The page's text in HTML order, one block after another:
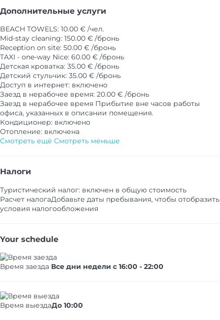
Дополнительные услуги
BEACH TOWELS: 10.00 € /чел.
Mid-stay cleaning: 150.00 € /бронь
Reception on site: 50.00 € /бронь
TAXI - one-way Nice: 60.00 € /бронь
Детская кроватка: 35.00 € /бронь
Детский стульчик: 35.00 € /бронь
Доступ в интернет: включено
Заезд в нерабочее время: 20.00 € /бронь
Заезд в нерабочее время Прибытие вне часов работы
офиса, указанных в описании помещения.
Кондиционер: включено
Отопление: включена
Смотреть ещё Смотреть меньше
Налоги
Туристический налог: включен в общую стоимость
Расчет налогаДобавьте даты пребывания, чтобы отобразить
условия налогообложения
Your schedule
Время заезда Все дни недели с 16:00 - 22:00
Время выездаДо 10:00